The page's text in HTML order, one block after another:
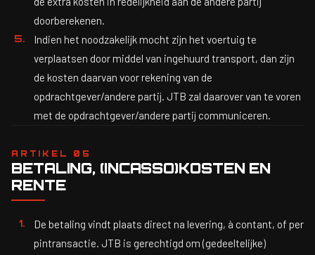
doorberekenen.
Indien het noodzakelijk mocht zijn het voertuig te
verplaatsen door middel van ingehuurd transport, dan zijn
de kosten daarvan voor rekening van de
opdrachtgever/andere partij. JTB zal daarover van te voren
met de opdrachtgever/andere partij communiceren.
ARTIKEL 05
BETALING, (INCASSO)KOSTEN EN
RENTE
De betaling vindt plaats direct na levering, à contant, of per
pintransactie. JTB is gerechtigd om (gedeeltelijke)